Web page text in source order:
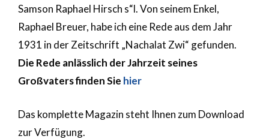
Samson Raphael Hirsch s“l. Von seinem Enkel,
Raphael Breuer, habe ich eine Rede aus dem Jahr
1931 in der Zeitschrift „Nachalat Zwi“ gefunden.
Die Rede anlässlich der Jahrzeit seines
Großvaters finden Sie hier
Das komplette Magazin steht Ihnen zum Download
zur Verfügung.